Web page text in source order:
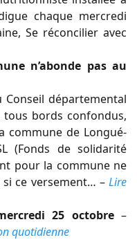
chaque mercredi
Se réconcilier avec
n’abonde pas au
départemental
bords confondus,
commune de Longué-
(Fonds de solidarité
pour la commune ne
si ce versement… – Lire
25 octobre–
quotidienne